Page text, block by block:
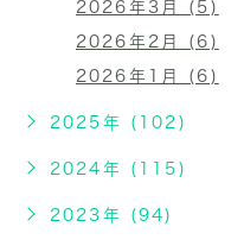
2026年3月 (5)
2026年2月 (6)
2026年1月 (6)
2025年 (102)
2024年 (115)
2023年 (94)